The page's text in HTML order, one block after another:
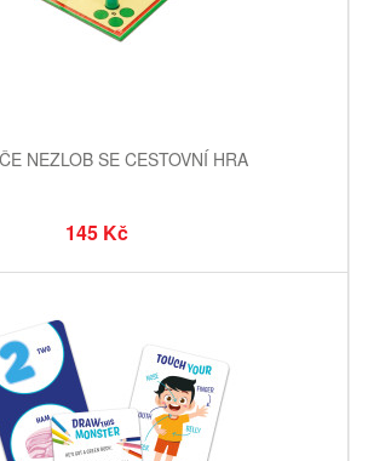
NEZLOB SE CESTOVNÍ HRA
145 Kč